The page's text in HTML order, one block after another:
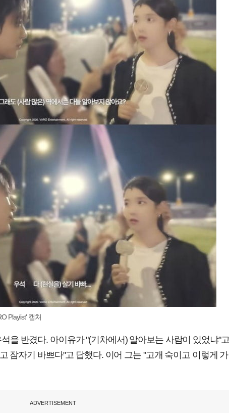
Playlist' 캡처
을 반겼다. 아이유가 "(기차에서) 알아보는 사람이 있었냐"고
잠자기 바쁘다"고 답했다. 이어 그는 "고개 숙이고 이렇게 가
ADVERTISEMENT